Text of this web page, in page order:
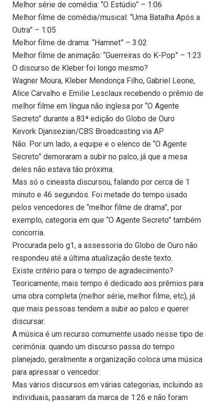
Melhor série de comédia: “O Estúdio” – 1:06
Melhor filme de comédia/musical: “Uma Batalha Após a
Outra” – 1:05
Melhor filme de drama: “Hamnet” – 3:02
Melhor filme de animação: “Guerreiras do K-Pop” – 1:23
O discurso de Kleber foi longo mesmo?
Wagner Moura, Kleber Mendonça Filho, Gabriel Leone,
Alice Carvalho e Emilie Lesclaux recebendo o prêmio de
melhor filme em língua não inglesa por “O Agente
Secreto” durante a 83ª edição do Globo de Ouro
Kevork Djansezian/CBS Broadcasting via AP
Não. Por um lado, a equipe e o elenco de “O Agente
Secreto” demoraram a subir no palco, já que a mesa
deles não estava tão próxima.
Mas só o cineasta discursou, falando por cerca de 1
minuto e 46 segundos. Foi metade do tempo usado
pelos vencedores de “melhor filme de drama”, por
exemplo, categoria em que “O Agente Secreto” também
concorria.
Procurada pelo g1, a assessoria do Globo de Ouro não
respondeu até a última atualização deste texto.
Existe critério para o tempo de agradecimento?
Teoricamente, mais tempo é dedicado aos prêmios para
uma obra completa (melhor série, melhor filme, etc), já
que mais pessoas tendem a subir ao palco e querer
discursar.
A música é um recurso comumente usado nesse tipo de
cerimônia: quando um discurso passa do tempo
planejado, geralmente a organização coloca uma música
para apressar o vencedor.
Mas vários discursos em várias categorias, incluindo as
individuais, passaram da marca de 1:26 e não foram